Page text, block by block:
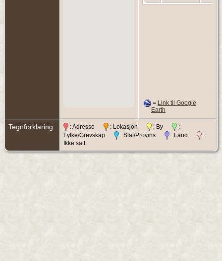
= Link til Google
Earth
Tegnforklaring : Adresse : Lokasjon : By
:
Fylke/Grevskap
: Stat/Provins : Land
:
Ikke satt